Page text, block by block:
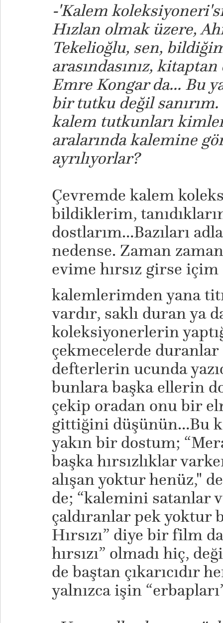
-'Kalem
Hızlan olmak üzere,
Tekelioğlu, sen,
arasındasınız,
Emre Kongar da... Bu
bir tutku değil
kalem tutkunları
aralarında kalemine
ayrılıyorlar?
Çevremde kalem
bildiklerim,
dostlarım…Bazıları
nedense. Zaman
evime hırsız girse içim
kalemlerimden yana
vardır, saklı duran ya
koleksiyonerlerin
çekmecelerde
defterlerin ucunda
bunlara başka ellerin
çekip oradan onu bir
gittiğini düşünün…Bu
yakın bir dostum;
başka hırsızlıklar
alışan yoktur henüz,"
de; “kalemini satanlar
çaldıranlar pek yoktur
Hırsızı” diye bir film
hırsızı” olmadı hiç,
de baştan çıkarıcıdır
yalnızca işin